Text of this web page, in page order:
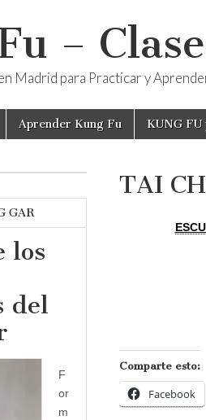
–
Madrid para Practicar y
Aprender Kung Fu KUNG
TAI
Comparte esto:
Facebook
GAR
los
del
F
or
m